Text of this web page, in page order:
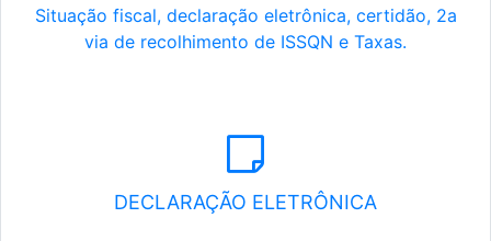
Situação fiscal, declaração eletrônica, certidão, 2a
via de recolhimento de ISSQN e Taxas.
DECLARAÇÃO ELETRÔNICA